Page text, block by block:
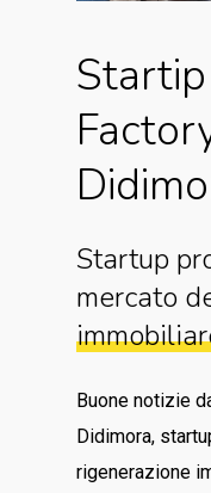
Startip
Startup
mercato
Buone notizie
Didimora,
rigenerazione